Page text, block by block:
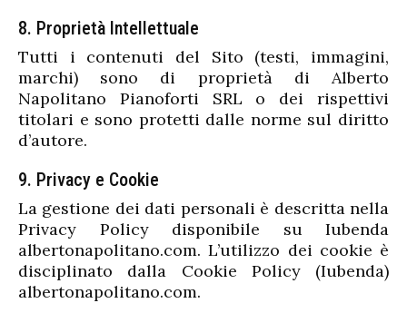
8. Proprietà Intellettuale
Tutti i contenuti del Sito (testi, immagini,
marchi) sono di proprietà di Alberto
Napolitano Pianoforti SRL o dei rispettivi
titolari e sono protetti dalle norme sul diritto
d’autore.
9. Privacy e Cookie
La gestione dei dati personali è descritta nella
Privacy Policy disponibile su Iubenda
albertonapolitano.com. L’utilizzo dei cookie è
disciplinato dalla Cookie Policy (Iubenda)
albertonapolitano.com.